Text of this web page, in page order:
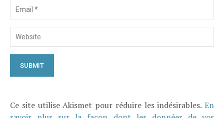
Ce site utilise Akismet pour réduire les indésirables. En